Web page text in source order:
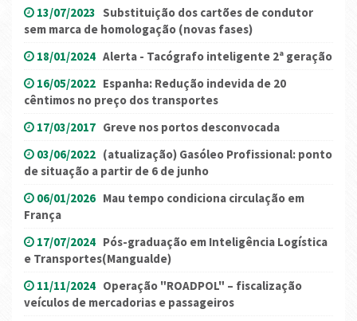
13/07/2023 Substituição dos cartões de condutor
sem marca de homologação (novas fases)
18/01/2024 Alerta - Tacógrafo inteligente 2ª geração
16/05/2022 Espanha: Redução indevida de 20
cêntimos no preço dos transportes
17/03/2017 Greve nos portos desconvocada
03/06/2022 (atualização) Gasóleo Profissional: ponto
de situação a partir de 6 de junho
06/01/2026 Mau tempo condiciona circulação em
França
17/07/2024 Pós-graduação em Inteligência Logística
e Transportes(Mangualde)
11/11/2024 Operação "ROADPOL" – fiscalização
veículos de mercadorias e passageiros